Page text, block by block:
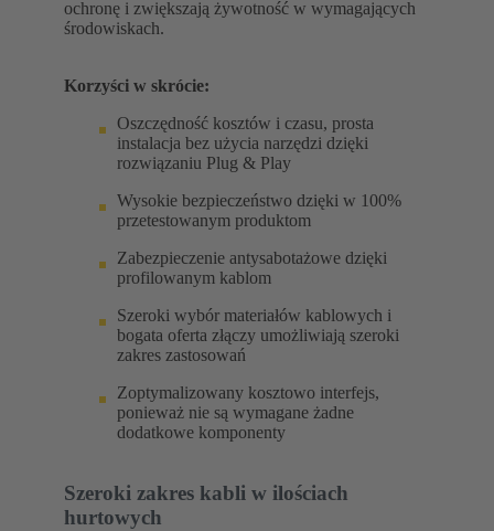
ochronę i zwiększają żywotność w wymagających
środowiskach.
Korzyści w skrócie:
Oszczędność kosztów i czasu, prosta
instalacja bez użycia narzędzi dzięki
rozwiązaniu Plug & Play
Wysokie bezpieczeństwo dzięki w 100%
przetestowanym produktom
Zabezpieczenie antysabotażowe dzięki
profilowanym kablom
Szeroki wybór materiałów kablowych i
bogata oferta złączy umożliwiają szeroki
zakres zastosowań
Zoptymalizowany kosztowo interfejs,
ponieważ nie są wymagane żadne
dodatkowe komponenty
Szeroki zakres kabli w ilościach
hurtowych